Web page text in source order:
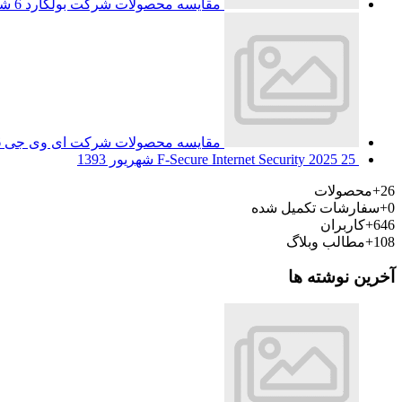
مقایسه محصولات شرکت بولگارد 6 شهریور 1393
مقایسه محصولات شرکت ای وی جی 6
F-Secure Internet Security 2025 25 شهریور 1393
26+
محصولات
0+ سفارشات تکمیل شده
646+ کاربران
108+
مطالب وبلاگ
آخرین نوشته ها